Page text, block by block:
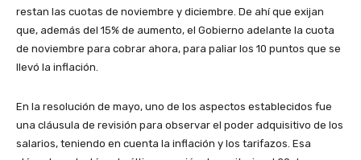
restan las cuotas de noviembre y diciembre. De ahí que exijan
que, además del 15% de aumento, el Gobierno adelante la cuota
de noviembre para cobrar ahora, para paliar los 10 puntos que se
llevó la inflación.
En la resolución de mayo, uno de los aspectos establecidos fue
una cláusula de revisión para observar el poder adquisitivo de los
salarios, teniendo en cuenta la inflación y los tarifazos. Esa